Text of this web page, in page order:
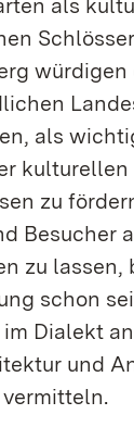
als
würdigen
als
zu
Besucher
zu lassen,
schon
Dialekt
und